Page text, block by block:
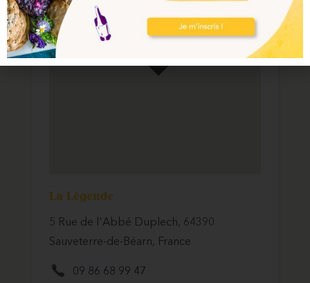
La Légende
5 Rue de l'Abbé Duplech, 64390
Sauveterre-de-Béarn, France
09 86 68 99 47